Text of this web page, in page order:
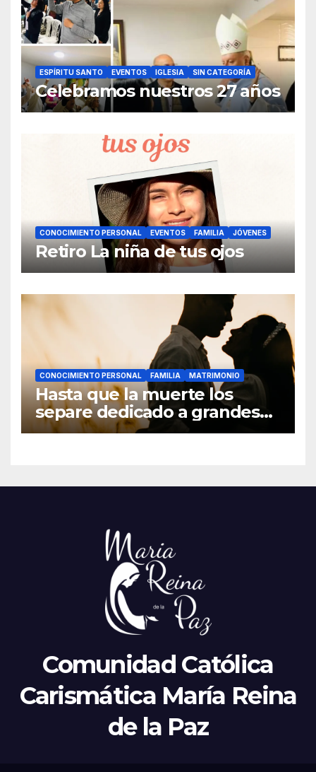
ESPÍRITU SANTO EVENTOS IGLESIA SIN CATEGORÍA
Celebramos nuestros 27 años
CONOCIMIENTO PERSONAL EVENTOS FAMILIA JÓVENES
Retiro La niña de tus ojos
CONOCIMIENTO PERSONAL FAMILIA MATRIMONIO
Hasta que la muerte los
separe dedicado a grandes
hombres
Comunidad Católica
Carismática María Reina
de la Paz